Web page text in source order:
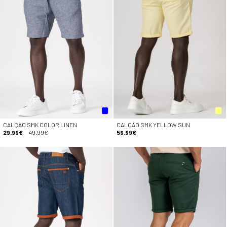
CALÇAO SMK COLOR LINEN
29.99€
49.99€
CALÇÃO SMK YELLOW SUN
59.99€